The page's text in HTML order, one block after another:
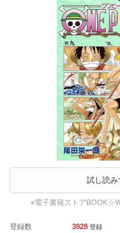
試し読み
※電子書籍ストア
登録数 3928 登録